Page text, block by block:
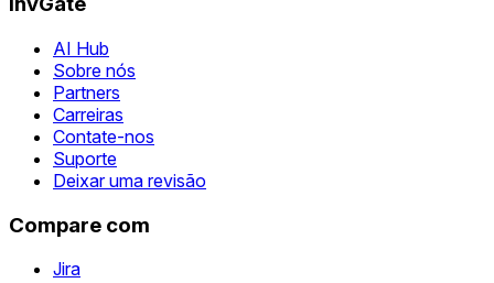
AI Hub
Sobre nós
Partners
Carreiras
Contate-nos
Suporte
Deixar uma revisão
Compare com
Jira